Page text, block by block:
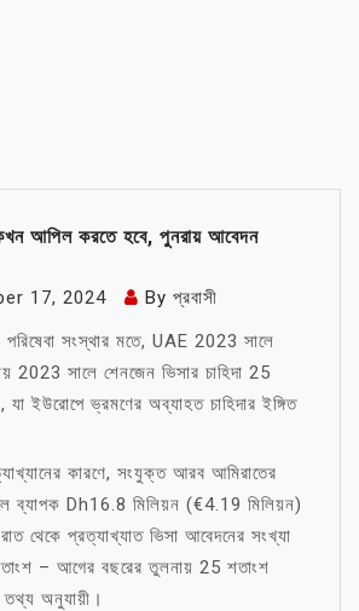
আপিল করতে হবে, পুনরায় আবেদন
17, 2024 By প্রবাসী
সংস্থার মতে, UAE 2023 সালে
2023 সালে শেনজেন ভিসার চাহিদা 25
যা ইউরোপে ভ্রমণের অব্যাহত চাহিদার ইঙ্গিত
কারণে, সংযুক্ত আরব আমিরাতের
ব্যাপক Dh16.8 মিলিয়ন (€4.19 মিলিয়ন)
থেকে প্রত্যাখ্যাত ভিসা আবেদনের সংখ্যা
– আগের বছরের তুলনায় 25 শতাংশ
তথ্য অনুযায়ী।